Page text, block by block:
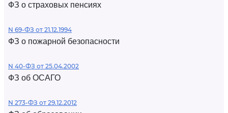
ФЗ о страховых пенсиях
N 69-ФЗ от 21.12.1994
ФЗ о пожарной безопасности
N 40-ФЗ от 25.04.2002
ФЗ об ОСАГО
N 273-ФЗ от 29.12.2012